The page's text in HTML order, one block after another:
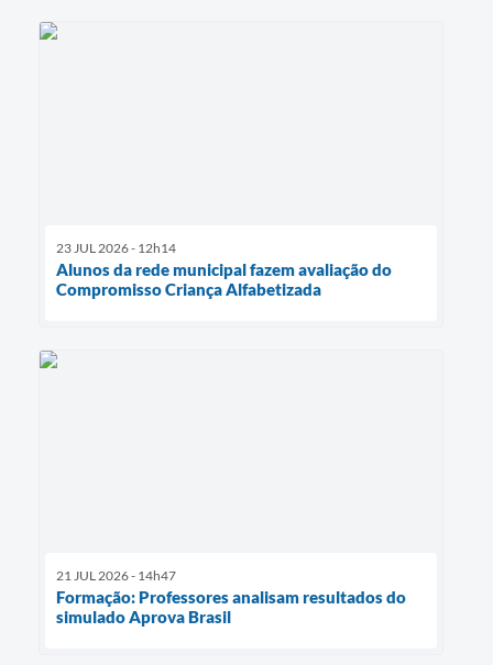
23 JUL 2026 - 12h14
Alunos da rede municipal fazem avaliação do
Compromisso Criança Alfabetizada
21 JUL 2026 - 14h47
Formação: Professores analisam resultados do
simulado Aprova Brasil